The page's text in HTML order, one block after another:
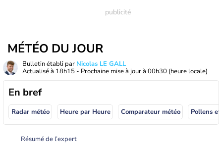
MÉTÉO DU JOUR
Bulletin établi par Nicolas LE GALL
Actualisé à 18h15 - Prochaine mise à jour à 00h30 (heure locale)
En bref
Radar météo Heure par Heure Comparateur météo Pollens
Résumé de l’expert